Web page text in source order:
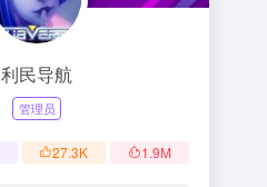
利民导航
管理员
27.3K 1.9M